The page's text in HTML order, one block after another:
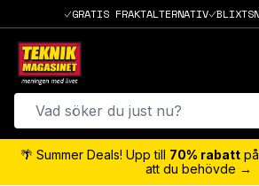
GRATIS FRAKTALTERNATIV
🌴 Summer Deals! Upp till 70% rabatt
att du behövde →